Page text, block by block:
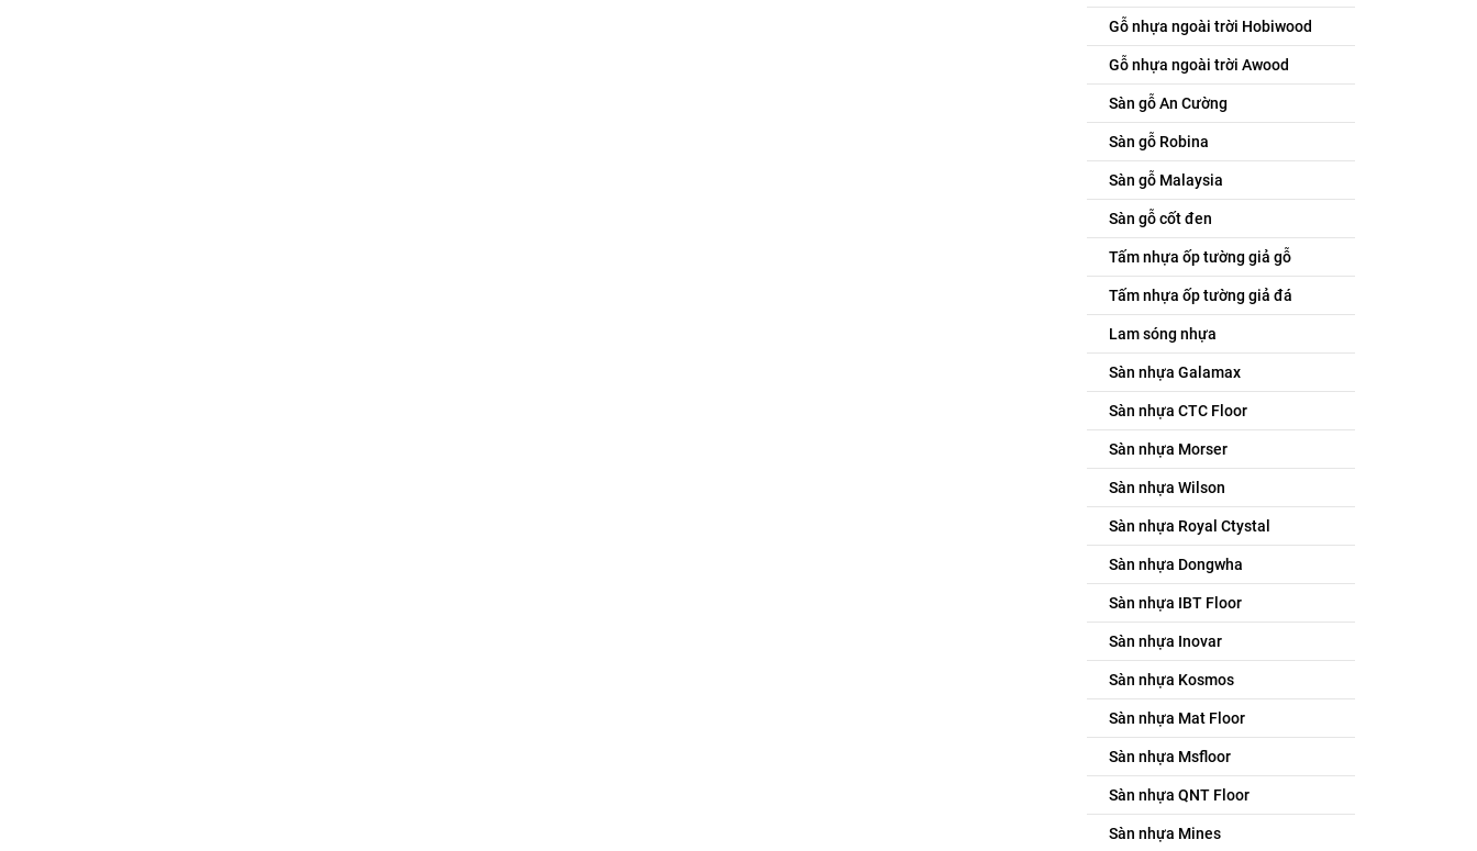
Gỗ nhựa ngoài trời Hobiwood
Gỗ nhựa ngoài trời Awood
Sàn gỗ An Cường
Sàn gỗ Robina
Sàn gỗ Malaysia
Sàn gỗ cốt đen
Tấm nhựa ốp tường giả gỗ
Tấm nhựa ốp tường giả đá
Lam sóng nhựa
Sàn nhựa Galamax
Sàn nhựa CTC Floor
Sàn nhựa Morser
Sàn nhựa Wilson
Sàn nhựa Royal Ctystal
Sàn nhựa Dongwha
Sàn nhựa IBT Floor
Sàn nhựa Inovar
Sàn nhựa Kosmos
Sàn nhựa Mat Floor
Sàn nhựa Msfloor
Sàn nhựa QNT Floor
Sàn nhựa Mines